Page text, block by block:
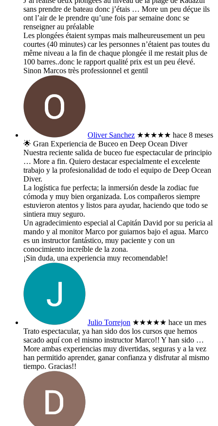
sans prendre de bateau donc j’étais … More un peu déçue ils
ont l’air de le prendre qu’une fois par semaine donc se
renseigner au préalable
Les plongées étaient sympas mais malheureusement un peu
courtes (40 minutes) car les personnes n’étaient pas toutes du
même niveau a la fin de chaque plongée il me restait plus de
100 barres..donc le rapport qualité prix est un peu élevé.
Sinon Marcos très professionnel et gentil
Oliver Sanchez ★★★★★ hace 8 meses
​🌟 Gran Experiencia de Buceo en Deep Ocean Diver
​Nuestra reciente salida de buceo fue espectacular de principio
… More a fin. Quiero destacar especialmente el excelente
trabajo y la profesionalidad de todo el equipo de Deep Ocean
Diver.
​La logística fue perfecta; la inmersión desde la zodiac fue
cómoda y muy bien organizada. Los compañeros siempre
estuvieron atentos y listos para ayudar, haciendo que todo se
sintiera muy seguro.
​Un agradecimiento especial al Capitán David por su pericia al
mando y al monitor Marco por guiarnos bajo el agua. Marco
es un instructor fantástico, muy paciente y con un
conocimiento increíble de la zona.
​¡Sin duda, una experiencia muy recomendable!
Julio Torrejon ★★★★★ hace un mes
Trato espectacular, ya han sido dos los cursos que hemos
sacado aquí con el mismo instructor Marco!! Y han sido …
More ambas experiencias muy divertidas, seguras y a la vez
han permitido aprender, ganar confianza y disfrutar al mismo
tiempo. Gracias!!